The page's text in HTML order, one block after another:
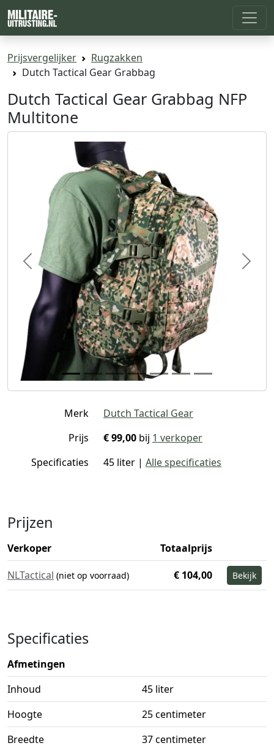
Prijsvergelijker
Rugzakken
Dutch Tactical Gear Grabbag
Dutch Tactical Gear Grabbag NFP
Multitone
Previous Next
Merk
Dutch Tactical Gear
Prijs
€ 99,00 bij 1 verkoper
Specificaties
45 liter | Alle specificaties
Prijzen
Verkoper
Totaalprijs
NLTactical (niet op voorraad) € 104,00 Bekijk
Specificaties
Afmetingen
Inhoud
45 liter
Hoogte
25 centimeter
Breedte
37 centimeter